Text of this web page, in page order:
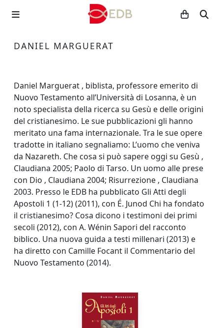
DANIEL MARGUERAT
Daniel Marguerat , biblista, professore emerito di
Nuovo Testamento all’Università di Losanna, è un
noto specialista della ricerca su Gesù e delle origini
del cristianesimo. Le sue pubblicazioni gli hanno
meritato una fama internazionale. Tra le sue opere
tradotte in italiano segnaliamo: L’uomo che veniva
da Nazareth. Che cosa si può sapere oggi su Gesù ,
Claudiana 2005; Paolo di Tarso. Un uomo alle prese
con Dio , Claudiana 2004; Risurrezione , Claudiana
2003. Presso le EDB ha pubblicato Gli Atti degli
Apostoli 1 (1-12) (2011), con É. Junod Chi ha fondato
il cristianesimo? Cosa dicono i testimoni dei primi
secoli (2012), con A. Wénin Sapori del racconto
biblico. Una nuova guida a testi millenari (2013) e
ha diretto con Camille Focant il Commentario del
Nuovo Testamento (2014).